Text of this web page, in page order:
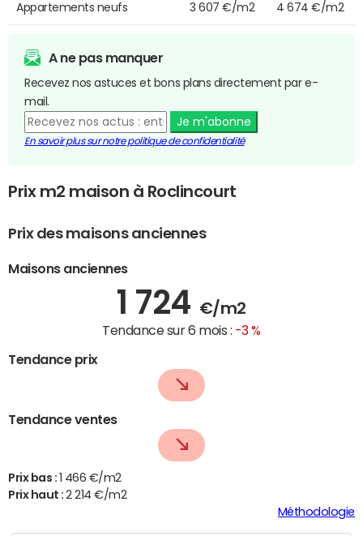
Appartements neufs 3 607 €/m2 4 674 €/m2
A ne pas manquer
Recevez nos astuces et bons plans directement par e-
mail.
Je m'abonne
En savoir plus sur notre politique de confidentialité
Prix m2 maison à Roclincourt
Prix des maisons anciennes
Maisons anciennes
1 724 €/m2
Tendance sur 6 mois : -3 %
Tendance prix
Tendance ventes
Prix bas : 1 466 €/m2
Prix haut :2 214 €/m2
Méthodologie